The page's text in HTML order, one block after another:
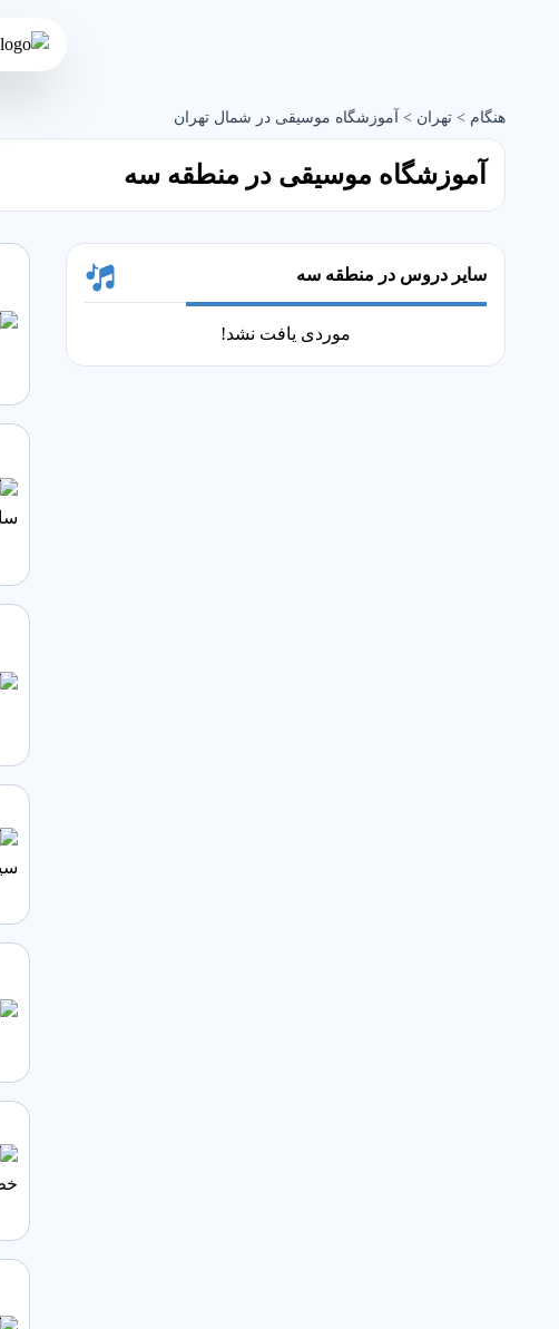
هنگام > تهران > آموزشگاه موسیقی در شمال تهران
آموزشگاه موسیقی در منطقه سه
سایر دروس در منطقه سه
موردی یافت نشد!